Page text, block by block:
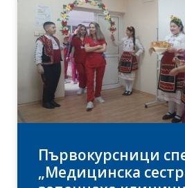
Първокурсници
„Медицинска